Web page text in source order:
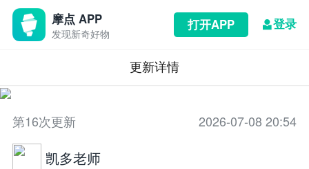
摩点 APP
发现新奇好物
打开APP 登录
更新详情
第16次更新 2026-07-08 20:54
凯多老师